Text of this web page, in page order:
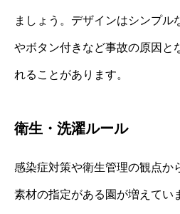
ましょう。デザインはシンプル
やボタン付きなど事故の原因と
れることがあります。
衛生・洗濯ルール
感染症対策や衛生管理の観点か
素材の指定がある園が増えてい